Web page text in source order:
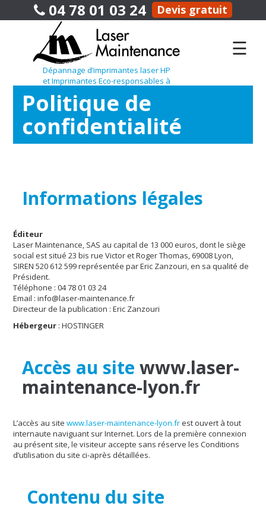
04 78 01 03 24 Devis gratuit
Dépannage d’imprimantes laser HP
et Imprimantes Eco-responsables à
☰
Politique de
confidentialité
Informations légales
Éditeur
Laser Maintenance, SAS au capital de 13 000 euros, dont le siège
social est situé 23 bis rue Victor et Roger Thomas, 69008 Lyon,
SIREN 520 612 599 représentée par Eric Zanzouri, en sa qualité de
Président.
Téléphone : 04 78 01 03 24
Email : info@laser-maintenance.fr
Directeur de la publication : Eric Zanzouri
Hébergeur : HOSTINGER
Accès au sitewww.laser-
maintenance-lyon.fr
L’accès au sitewww.laser-maintenance-lyon.frest ouvert à tout
internaute naviguant sur Internet. Lors de la première connexion
au présent site, le visiteur accepte sans réserve les Conditions
d’utilisation du site ci-après détaillées.
Contenu du site